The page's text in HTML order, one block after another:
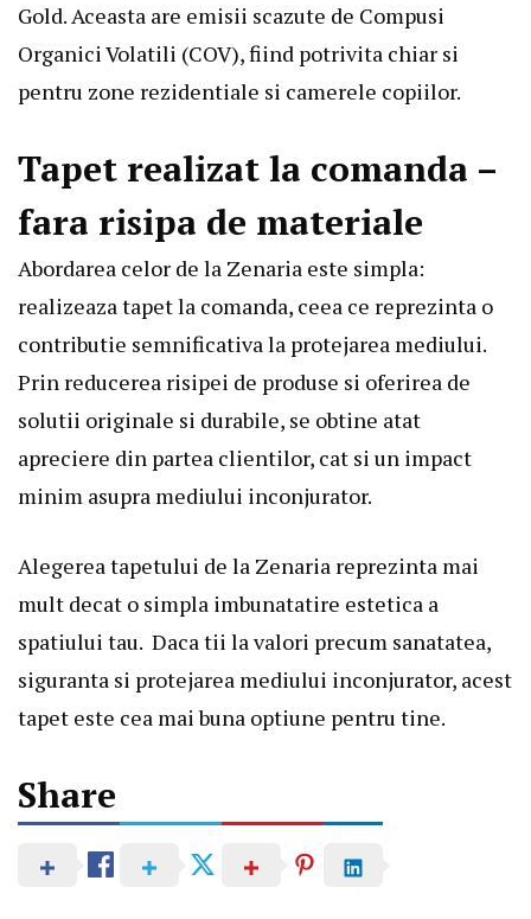
Gold. Aceasta are emisii scazute de Compusi
Organici Volatili (COV), fiind potrivita chiar si
pentru zone rezidentiale si camerele copiilor.
Tapet realizat la comanda –
fara risipa de materiale
Abordarea celor de la Zenaria este simpla:
realizeaza tapet la comanda, ceea ce reprezinta o
contributie semnificativa la protejarea mediului.
Prin reducerea risipei de produse si oferirea de
solutii originale si durabile, se obtine atat
apreciere din partea clientilor, cat si un impact
minim asupra mediului inconjurator.
Alegerea tapetului de la Zenaria reprezinta mai
mult decat o simpla imbunatatire estetica a
spatiului tau. Daca tii la valori precum sanatatea,
siguranta si protejarea mediului inconjurator, acest
tapet este cea mai buna optiune pentru tine.
Share